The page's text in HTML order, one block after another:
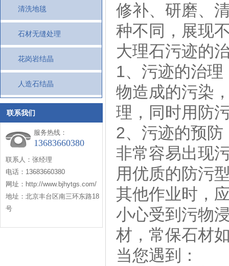
清洗地毯
石材无缝处理
花岗岩结晶
人造石结晶
联系我们
服务热线：
13683660380
联系人：张经理
电话：13683660380
网址：http://www.bjhytgs.com/
地址：北京丰台区南三环东路18
号
修补、研磨、
种不同，展现
大理石污迹的
1、污迹的治
物造成的污染
理，同时用防
2、污迹的预
非常容易出现
用优质的防污
其他作业时，
小心受到污物
材，常保石材
当您遇到：